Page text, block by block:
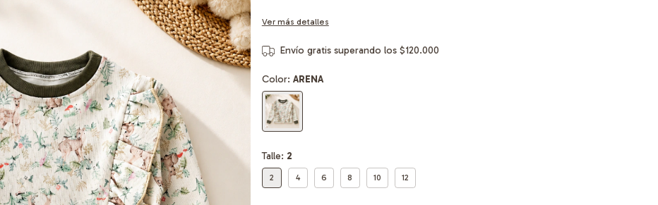
Ver más detalles
Envío gratis superando los$120.000
Color: ARENA
Talle: 2
2 4 6 8 10 12